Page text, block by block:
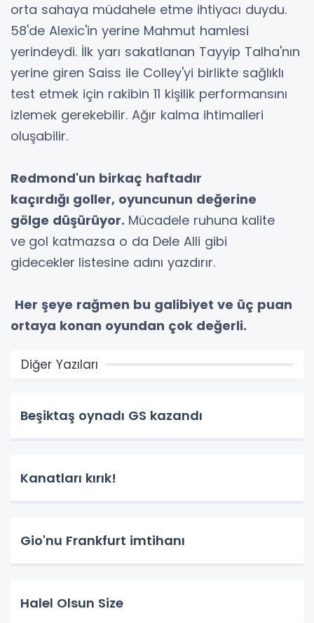
orta sahaya müdahele etme ihtiyacı duydu.
58'de Alexic'in yerine Mahmut hamlesi
yerindeydi. İlk yarı sakatlanan Tayyip Talha'nın
yerine giren Saiss ile Colley'yi birlikte sağlıklı
test etmek için rakibin 11 kişilik performansını
izlemek gerekebilir. Ağır kalma ihtimalleri
oluşabilir.
Redmond'un birkaç haftadır
kaçırdığı goller, oyuncunun değerine
gölge düşürüyor. Mücadele ruhuna kalite
ve gol katmazsa o da Dele Alli gibi
gidecekler listesine adını yazdırır.
Her şeye rağmen bu galibiyet ve üç puan
ortaya konan oyundan çok değerli.
Diğer Yazıları
Beşiktaş oynadı GS kazandı
Kanatları kırık!
Gio'nu Frankfurt imtihanı
Halel Olsun Size